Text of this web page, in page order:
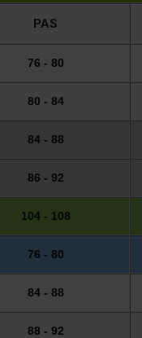
PAS
76 - 80
80 - 84
84 - 88
86 - 92
104 - 108
76 - 80
84 - 88
88 - 92